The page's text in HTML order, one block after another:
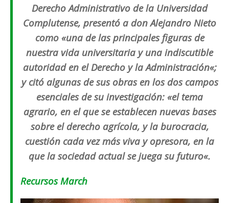
Derecho Administrativo de la Universidad
Complutense, presentó a don Alejandro Nieto
como «una de las principales figuras de
nuestra vida universitaria y una indiscutible
autoridad en el Derecho y la Administración«;
y citó algunas de sus obras en los dos campos
esenciales de su investigación: «el tema
agrario, en el que se establecen nuevas bases
sobre el derecho agrícola, y la burocracia,
cuestión cada vez más viva y opresora, en la
que la sociedad actual se juega su futuro«.
Recursos March